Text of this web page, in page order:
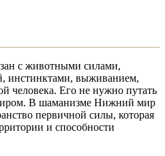
с животными силами,
инстинктами, выживанием,
человека. Его не нужно путать
В шаманизме Нижний мир
первичной силы, которая
и способности